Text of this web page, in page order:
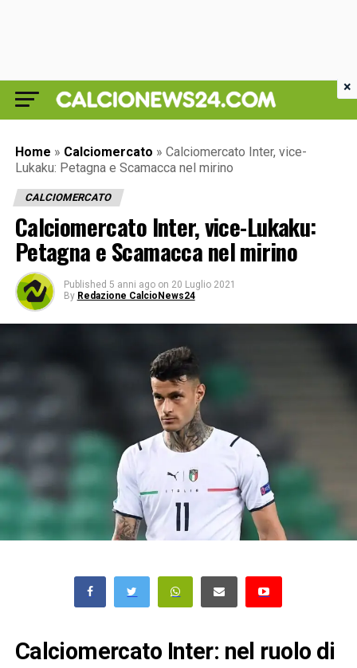
Home » Calciomercato » Calciomercato Inter, vice-
Lukaku: Petagna e Scamacca nel mirino
CALCIOMERCATO
Calciomercato Inter, vice-Lukaku:
Petagna e Scamacca nel mirino
Published 5 anni ago on 20 Luglio 2021
By Redazione CalcioNews24
Calciomercato Inter: nel ruolo di
×